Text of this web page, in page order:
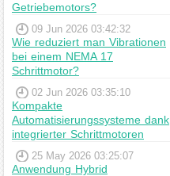
Getriebemotors?
09 Jun 2026 03:42:32
Wie reduziert man Vibrationen
bei einem NEMA 17
Schrittmotor?
02 Jun 2026 03:35:10
Kompakte
Automatisierungssysteme dank
integrierter Schrittmotoren
25 May 2026 03:25:07
Anwendung Hybrid